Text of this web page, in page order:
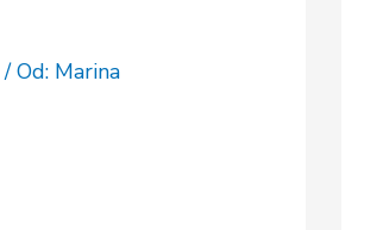
/ Od: Marina